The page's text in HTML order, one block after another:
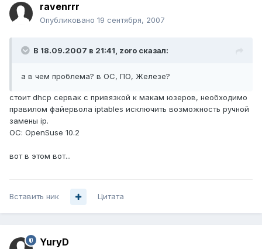
ravenrrr
Опубликовано 19 сентября, 2007
В 18.09.2007 в 21:41, zoro сказал:
а в чем проблема? в ОС, ПО, Железе?
стоит dhcp сервак с привязкой к макам юзеров, необходимо
правилом файервола iptables исключить возможность ручной
замены ip.
ОС: OpenSuse 10.2
вот в этом вот...
Вставить ник Цитата
YuryD